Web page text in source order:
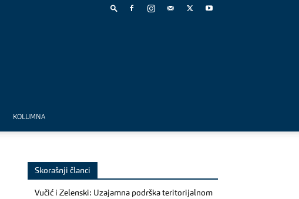
KOLUMNA
Skorašnji članci
Vučić i Zelenski: Uzajamna podrška teritorijalnom